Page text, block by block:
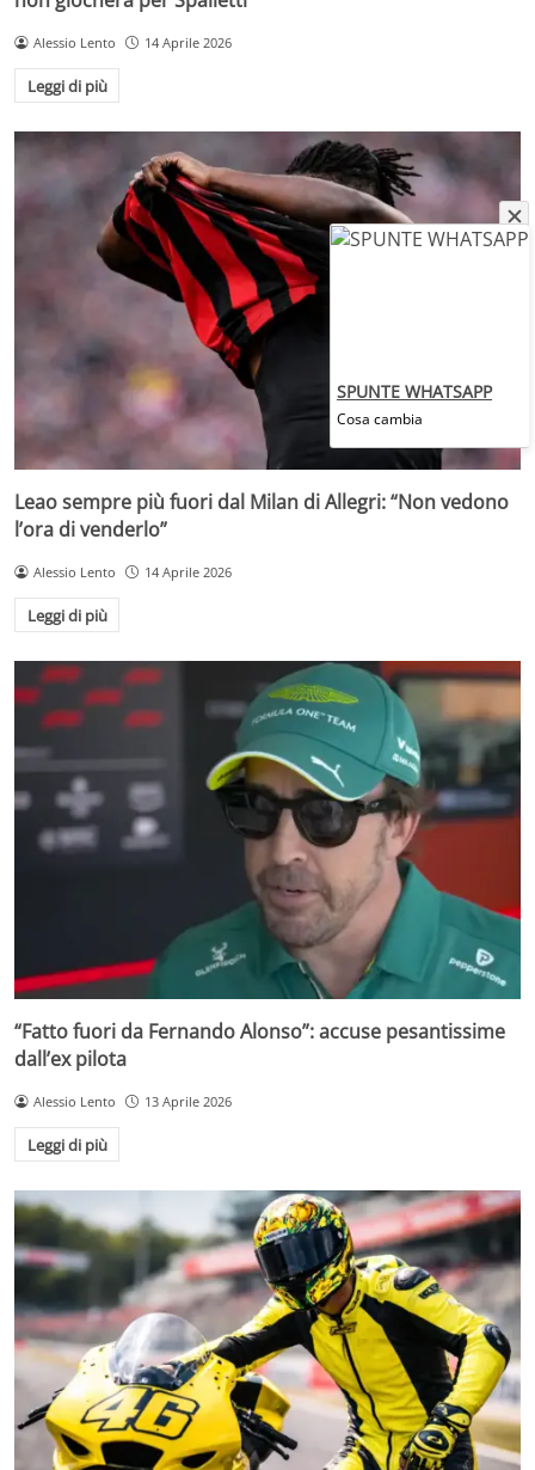
Alessio Lento 14 Aprile 2026
Leggi di più
Leao sempre più fuori dal Milan di Allegri: “Non vedono
l’ora di venderlo”
Alessio Lento 14 Aprile 2026
Leggi di più
“Fatto fuori da Fernando Alonso”: accuse pesantissime
dall’ex pilota
Alessio Lento 13 Aprile 2026
Leggi di più
SPUNTE WHATSAPP
Cosa cambia